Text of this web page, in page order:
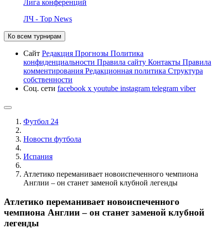
Лига конференций
ЛЧ - Top News
Ко всем турнирам
Сайт Редакция Прогнозы Политика
конфиденциальности Правила сайту Контакты Правила
комментирования Редакционная политика Структура
собственности
Соц. сети facebook x youtube instagram telegram viber
Футбол 24
Новости футбола
Испания
Атлетико переманивает новоиспеченного чемпиона
Англии – он станет заменой клубной легенды
Атлетико переманивает новоиспеченного
чемпиона Англии – он станет заменой клубной
легенды